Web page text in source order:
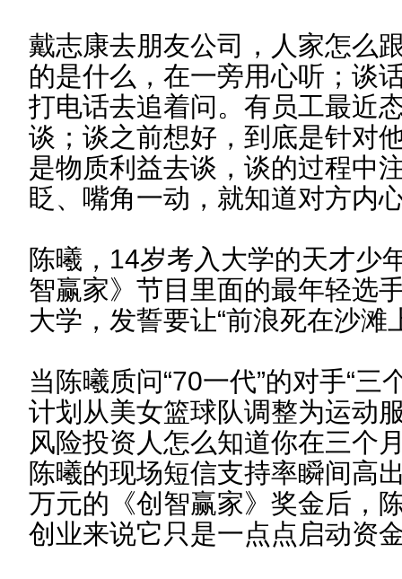
戴志康去朋友公司，人家怎么
的是什么，在一旁用心听；谈
打电话去追着问。有员工最近
谈；谈之前想好，到底是针对
是物质利益去谈，谈的过程中
眨、嘴角一动，就知道对方内
陈曦，14岁考入大学的天才少
智赢家》节目里面的最年轻选
大学，发誓要让“前浪死在沙滩
当陈曦质问“70一代”的对手“
计划从美女篮球队调整为运动
风险投资人怎么知道你在三个
陈曦的现场短信支持率瞬间高
万元的《创智赢家》奖金后，
创业来说它只是一点点启动资